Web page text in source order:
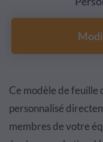
Ce modèle de
personnalisé
membres de votre